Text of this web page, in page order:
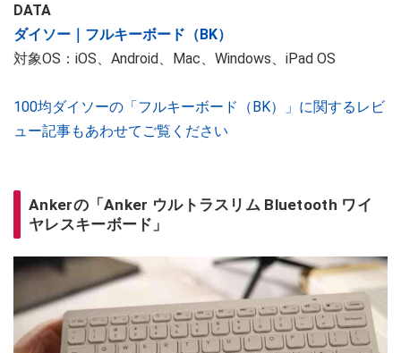
DATA
ダイソー｜フルキーボード（BK）
対象OS：iOS、Android、Mac、Windows、iPad OS
100均ダイソーの「フルキーボード（BK）」に関するレビ
ュー記事もあわせてご覧ください
Ankerの「Anker ウルトラスリム Bluetooth ワイ
ヤレスキーボード」